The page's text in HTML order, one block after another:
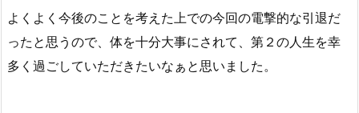
よくよく今後のことを考えた上での今回の電撃的な引退だ
ったと思うので、体を十分大事にされて、第２の人生を幸
多く過ごしていただきたいなぁと思いました。